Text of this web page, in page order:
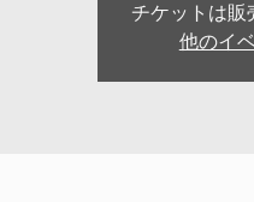
チケットは販
他のイ